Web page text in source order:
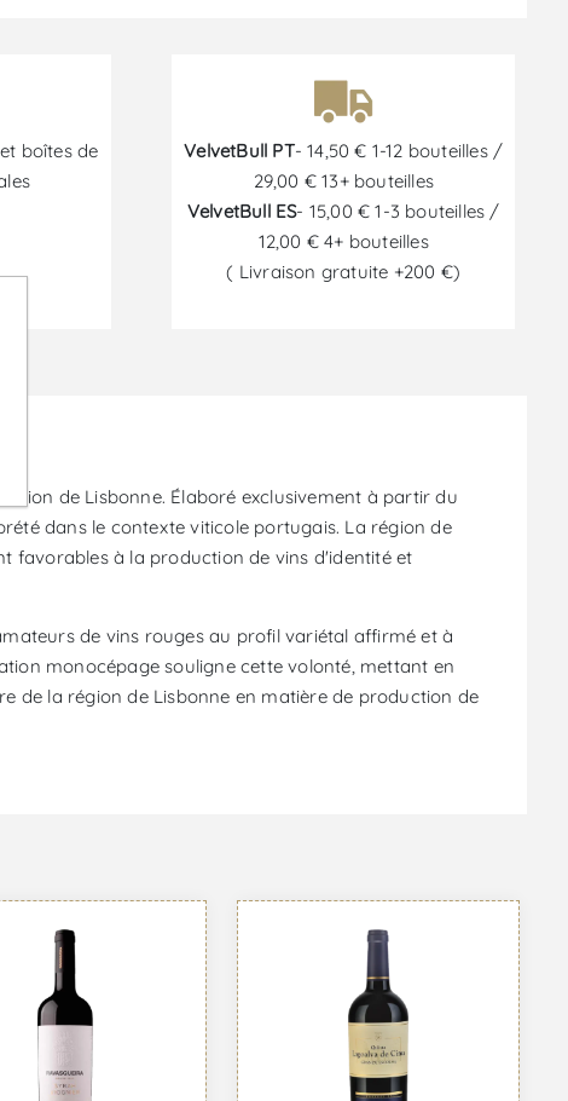
boîtes de
VelvetBull PT- 14,50 € 1-12 bouteilles /
29,00 € 13+ bouteilles
VelvetBull ES- 15,00 € 1-3 bouteilles /
12,00 € 4+ bouteilles
( Livraison gratuite +200 €)
de Lisbonne. Élaboré exclusivement à partir du
dans le contexte viticole portugais. La région de
favorables à la production de vins d'identité et
de vins rouges au profil variétal affirmé et à
monocépage souligne cette volonté, mettant en
de la région de Lisbonne en matière de production de